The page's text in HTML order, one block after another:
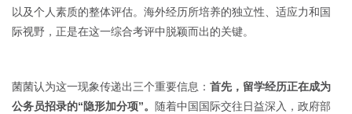
以及个人素质的整体评估。海外经历所培养的独立性、适应力和国
际视野，正是在这一综合考评中脱颖而出的关键。
菌菌认为这一现象传递出三个重要信息： 首先，留学经历正在成为
公务员招录的“隐形加分项”。 随着中国国际交往日益深入，政府部